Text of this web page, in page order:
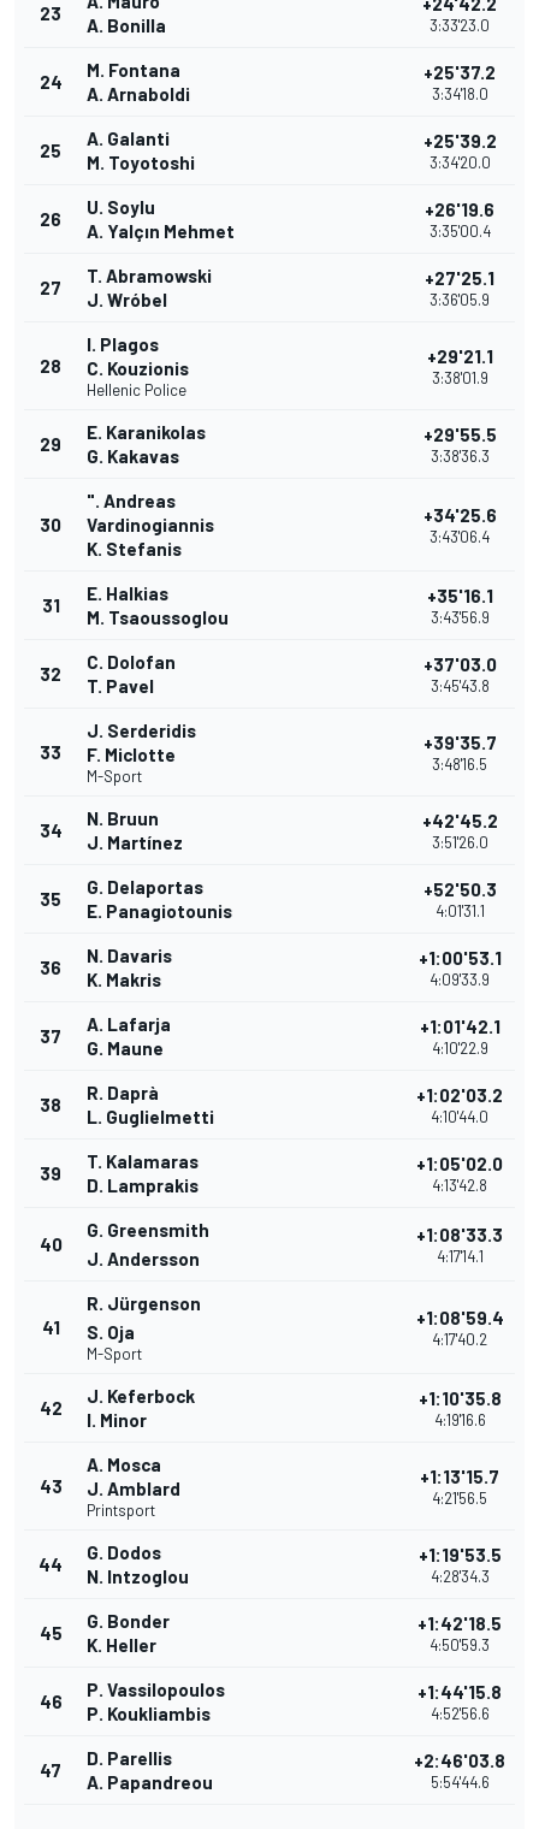
23
A. Bonilla
3:33'23.0
24
M. Fontana
A. Arnaboldi
+25'37.2
3:34'18.0
25
A. Galanti
M. Toyotoshi
+25'39.2
3:34'20.0
26
U. Soylu
A. Yalçın Mehmet
+26'19.6
3:35'00.4
27
T. Abramowski
J. Wróbel
+27'25.1
3:36'05.9
28
I. Plagos
C. Kouzionis
Hellenic Police
+29'21.1
3:38'01.9
29
E. Karanikolas
G. Kakavas
+29'55.5
3:38'36.3
30
". Andreas
Vardinogiannis
K. Stefanis
+34'25.6
3:43'06.4
31
E. Halkias
M. Tsaoussoglou
+35'16.1
3:43'56.9
32
C. Dolofan
T. Pavel
+37'03.0
3:45'43.8
33
J. Serderidis
F. Miclotte
M-Sport
+39'35.7
3:48'16.5
34
N. Bruun
J. Martínez
+42'45.2
3:51'26.0
35
G. Delaportas
E. Panagiotounis
+52'50.3
4:01'31.1
36
N. Davaris
K. Makris
+1:00'53.1
4:09'33.9
37
A. Lafarja
G. Maune
+1:01'42.1
4:10'22.9
38
R. Daprà
L. Guglielmetti
+1:02'03.2
4:10'44.0
39
T. Kalamaras
D. Lamprakis
+1:05'02.0
4:13'42.8
40
G. Greensmith
J. Andersson
+1:08'33.3
4:17'14.1
41
R. Jürgenson
S. Oja
M-Sport
+1:08'59.4
4:17'40.2
42
J. Keferbock
I. Minor
+1:10'35.8
4:19'16.6
43
A. Mosca
J. Amblard
Printsport
+1:13'15.7
4:21'56.5
44
G. Dodos
N. Intzoglou
+1:19'53.5
4:28'34.3
45
G. Bonder
K. Heller
+1:42'18.5
4:50'59.3
46
P. Vassilopoulos
P. Koukliambis
+1:44'15.8
4:52'56.6
47
D. Parellis
A. Papandreou
+2:46'03.8
5:54'44.6